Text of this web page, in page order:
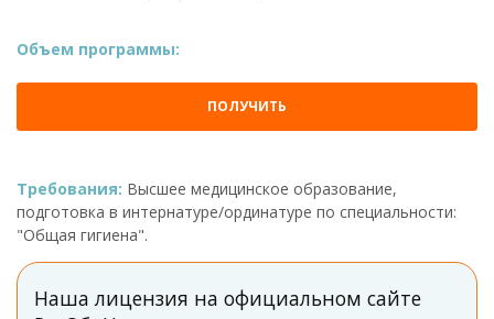
Объем программы:
ПОЛУЧИТЬ
Требования: Высшее медицинское образование,
подготовка в интернатуре/ординатуре по специальности:
"Общая гигиена".
Наша лицензия на официальном сайте